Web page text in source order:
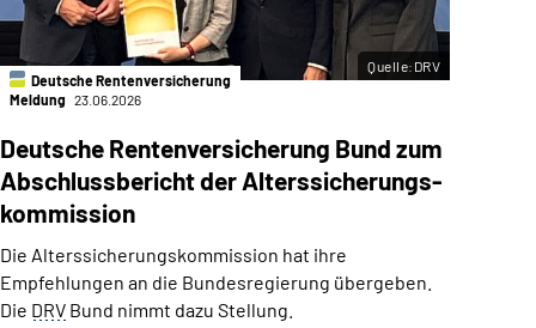
Deutsche Rentenversicherung
Meldung 23.06.2026
Deutsche Rentenversicherung Bund zum
Abschlussbericht der Alterssicherungs­
kommission
Die Alterssicherungs­kommission hat ihre
Empfehlungen an die Bundesregierung übergeben.
Die DRV Bund nimmt dazu Stellung.
Quelle:DRV